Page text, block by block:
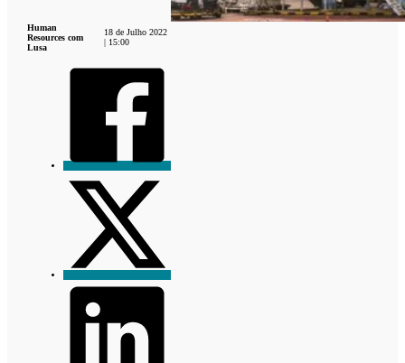
Human
Resources com
Lusa
18 de Julho 2022
| 15:00